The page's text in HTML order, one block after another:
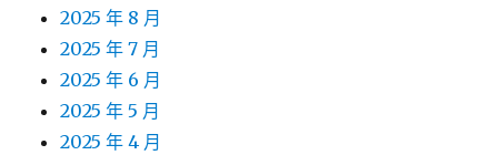
2025 年 8 月
2025 年 7 月
2025 年 6 月
2025 年 5 月
2025 年 4 月